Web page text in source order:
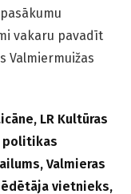
vakaru pavadīt
Valmiermuižas
LR Kultūras
politikas
Valmieras
vietnieks,